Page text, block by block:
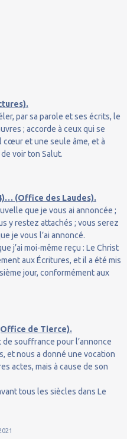
par sa parole et ses écrits, le
; accorde à ceux qui se
cœur et une seule âme, et à
voir ton Salut.
(Office des Laudes).
que je vous ai annoncée ;
y restez attachés ; vous serez
je vous l’ai annoncé.
j’ai moi-même reçu : Le Christ
aux Écritures, et il a été mis
jour, conformément aux
de Tierce).
souffrance pour l’annonce
et nous a donné une vocation
actes, mais à cause de son
tous les siècles dans Le